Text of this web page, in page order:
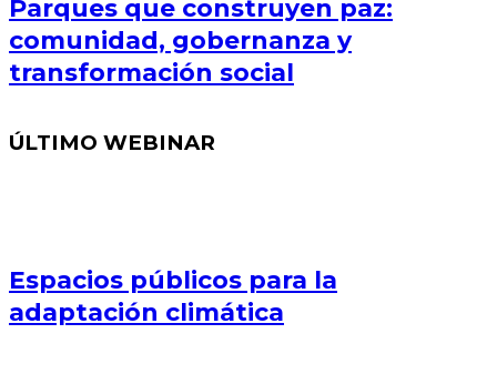
Parques que construyen paz:
comunidad, gobernanza y
transformación social
ÚLTIMO WEBINAR
Espacios públicos para la
adaptación climática